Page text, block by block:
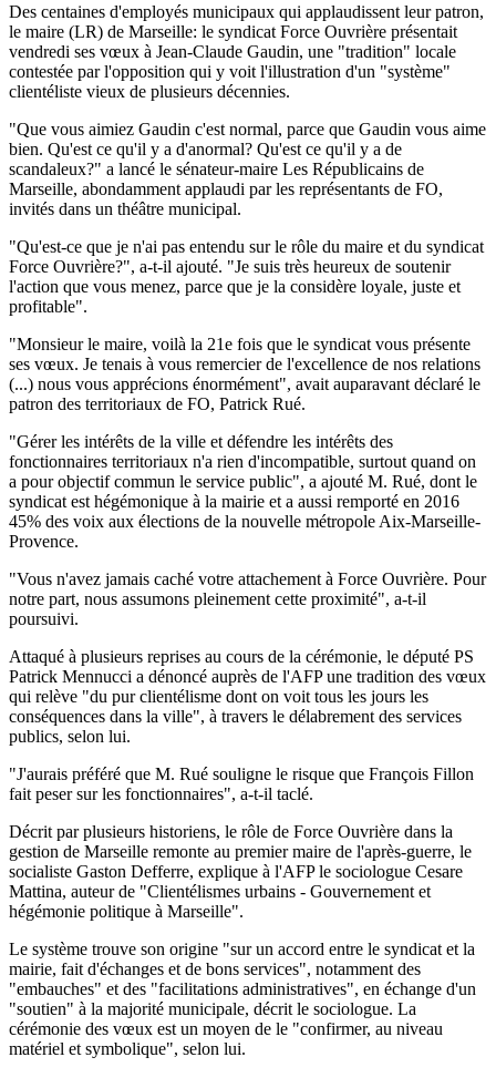
Des centaines d'employés municipaux qui applaudissent leur patron,
le maire (LR) de Marseille: le syndicat Force Ouvrière présentait
vendredi ses vœux à Jean-Claude Gaudin, une "tradition" locale
contestée par l'opposition qui y voit l'illustration d'un "système"
clientéliste vieux de plusieurs décennies.
"Que vous aimiez Gaudin c'est normal, parce que Gaudin vous aime
bien. Qu'est ce qu'il y a d'anormal? Qu'est ce qu'il y a de
scandaleux?" a lancé le sénateur-maire Les Républicains de
Marseille, abondamment applaudi par les représentants de FO,
invités dans un théâtre municipal.
"Qu'est-ce que je n'ai pas entendu sur le rôle du maire et du syndicat
Force Ouvrière?", a-t-il ajouté. "Je suis très heureux de soutenir
l'action que vous menez, parce que je la considère loyale, juste et
profitable".
"Monsieur le maire, voilà la 21e fois que le syndicat vous présente
ses vœux. Je tenais à vous remercier de l'excellence de nos relations
(...) nous vous apprécions énormément", avait auparavant déclaré le
patron des territoriaux de FO, Patrick Rué.
"Gérer les intérêts de la ville et défendre les intérêts des
fonctionnaires territoriaux n'a rien d'incompatible, surtout quand on
a pour objectif commun le service public", a ajouté M. Rué, dont le
syndicat est hégémonique à la mairie et a aussi remporté en 2016
45% des voix aux élections de la nouvelle métropole Aix-Marseille-
Provence.
"Vous n'avez jamais caché votre attachement à Force Ouvrière. Pour
notre part, nous assumons pleinement cette proximité", a-t-il
poursuivi.
Attaqué à plusieurs reprises au cours de la cérémonie, le député PS
Patrick Mennucci a dénoncé auprès de l'AFP une tradition des vœux
qui relève "du pur clientélisme dont on voit tous les jours les
conséquences dans la ville", à travers le délabrement des services
publics, selon lui.
"J'aurais préféré que M. Rué souligne le risque que François Fillon
fait peser sur les fonctionnaires", a-t-il taclé.
Décrit par plusieurs historiens, le rôle de Force Ouvrière dans la
gestion de Marseille remonte au premier maire de l'après-guerre, le
socialiste Gaston Defferre, explique à l'AFP le sociologue Cesare
Mattina, auteur de "Clientélismes urbains - Gouvernement et
hégémonie politique à Marseille".
Le système trouve son origine "sur un accord entre le syndicat et la
mairie, fait d'échanges et de bons services", notamment des
"embauches" et des "facilitations administratives", en échange d'un
"soutien" à la majorité municipale, décrit le sociologue. La
cérémonie des vœux est un moyen de le "confirmer, au niveau
matériel et symbolique", selon lui.